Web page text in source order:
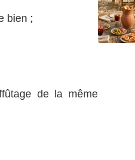
bien ;
de la même